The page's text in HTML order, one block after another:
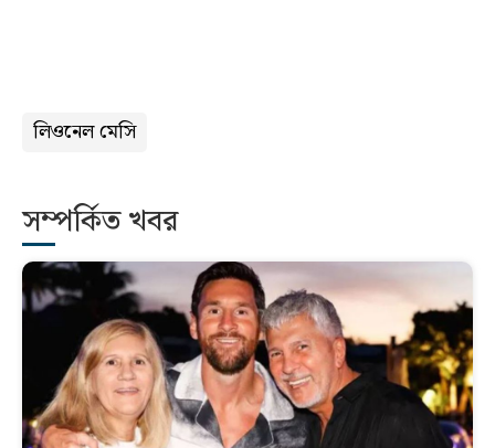
লিওনেল মেসি
সম্পর্কিত খবর